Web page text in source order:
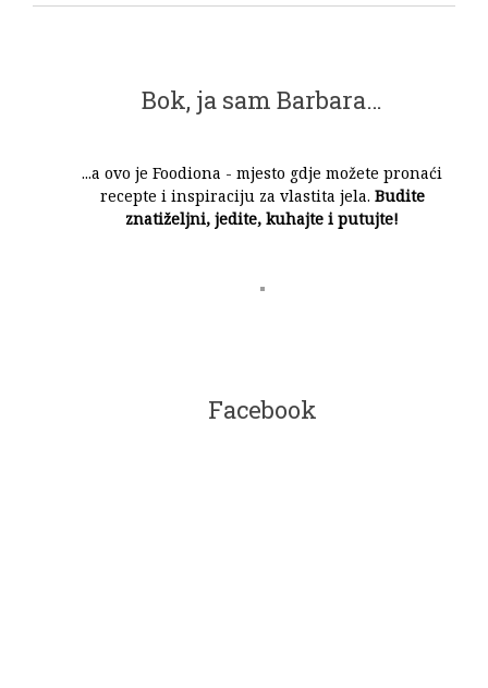
Bok, ja sam Barbara…
...a ovo je Foodiona - mjesto gdje možete pronaći
recepte i inspiraciju za vlastita jela. Budite
znatiželjni, jedite, kuhajte i putujte!
Facebook